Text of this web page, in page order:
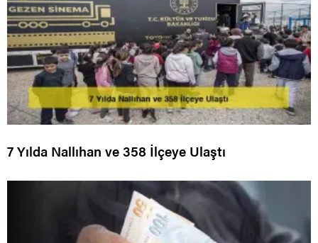
7 Yılda Nallıhan ve 358 İlçeye Ulaştı